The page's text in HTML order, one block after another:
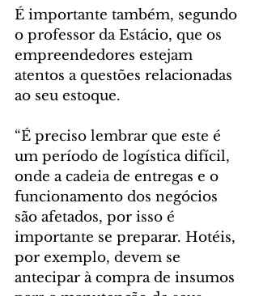
É importante também, segundo
o professor da Estácio, que os
empreendedores estejam
atentos a questões relacionadas
ao seu estoque.
“É preciso lembrar que este é
um período de logística difícil,
onde a cadeia de entregas e o
funcionamento dos negócios
são afetados, por isso é
importante se preparar. Hotéis,
por exemplo, devem se
antecipar à compra de insumos